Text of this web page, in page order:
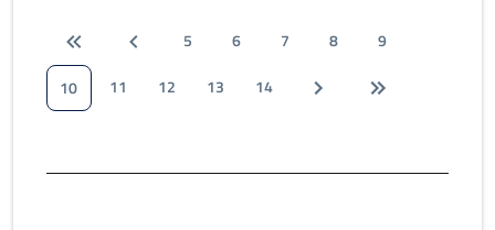
5 6 7 8
9
10
11 12 13 14